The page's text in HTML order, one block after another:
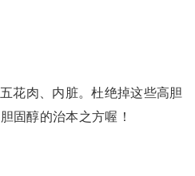
花肉、内脏。杜绝掉这些高胆
固醇的治本之方喔！